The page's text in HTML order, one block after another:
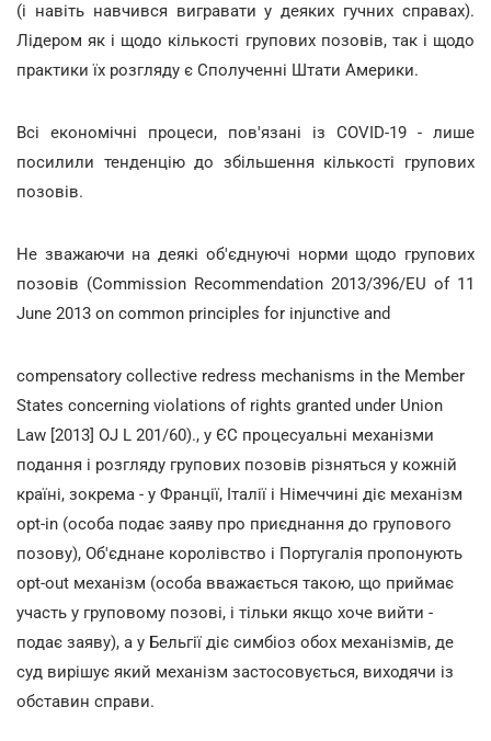
(і навіть навчився вигравати у деяких гучних справах).
Лідером як і щодо кількості групових позовів, так і щодо
практики їх розгляду є Сполученні Штати Америки.
Всі економічні процеси, пов'язані із COVID-19 - лише
посилили тенденцію до збільшення кількості групових
позовів.
Не зважаючи на деякі об'єднуючі норми щодо групових
позовів (Commission Recommendation 2013/396/EU of 11
June 2013 on common principles for injunctive and
compensatory collective redress mechanisms in the Member
States concerning violations of rights granted under Union
Law [2013] OJ L 201/60)., у ЄС процесуальні механізми
подання і розгляду групових позовів різняться у кожній
країні, зокрема - у Франції, Італії і Німеччині діє механізм
opt-in (особа подає заяву про приєднання до групового
позову), Об'єднане королівство і Португалія пропонують
opt-out механізм (особа вважається такою, що приймає
участь у груповому позові, і тільки якщо хоче вийти -
подає заяву), а у Бельгії діє симбіоз обох механізмів, де
суд вирішує який механізм застосовується, виходячи із
обставин справи.